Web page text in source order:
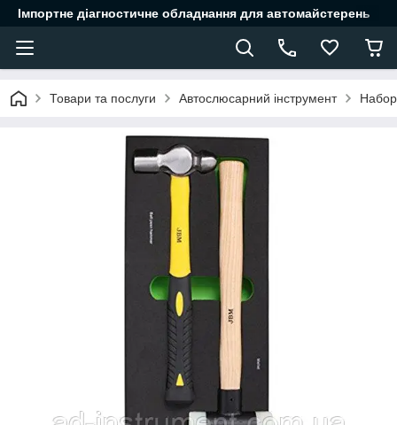
Імпортне діагностичне обладнання для автомайстерень
Товари та послуги Автослюсарний інструмент